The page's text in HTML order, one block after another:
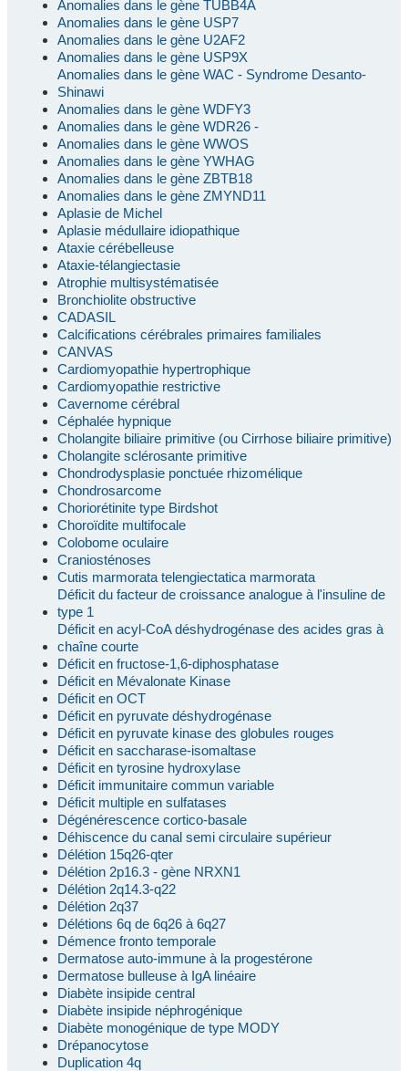
Anomalies dans le gène TUBB4A
Anomalies dans le gène USP7
Anomalies dans le gène U2AF2
Anomalies dans le gène USP9X
Anomalies dans le gène WAC - Syndrome Desanto-
Shinawi
Anomalies dans le gène WDFY3
Anomalies dans le gène WDR26 -
Anomalies dans le gène WWOS
Anomalies dans le gène YWHAG
Anomalies dans le gène ZBTB18
Anomalies dans le gène ZMYND11
Aplasie de Michel
Aplasie médullaire idiopathique
Ataxie cérébelleuse
Ataxie-télangiectasie
Atrophie multisystématisée
Bronchiolite obstructive
CADASIL
Calcifications cérébrales primaires familiales
CANVAS
Cardiomyopathie hypertrophique
Cardiomyopathie restrictive
Cavernome cérébral
Céphalée hypnique
Cholangite biliaire primitive (ou Cirrhose biliaire primitive)
Cholangite sclérosante primitive
Chondrodysplasie ponctuée rhizomélique
Chondrosarcome
Choriorétinite type Birdshot
Choroïdite multifocale
Colobome oculaire
Craniosténoses
Cutis marmorata telengiectatica marmorata
Déficit du facteur de croissance analogue à l'insuline de
type 1
Déficit en acyl-CoA déshydrogénase des acides gras à
chaîne courte
Déficit en fructose-1,6-diphosphatase
Déficit en Mévalonate Kinase
Déficit en OCT
Déficit en pyruvate déshydrogénase
Déficit en pyruvate kinase des globules rouges
Déficit en saccharase-isomaltase
Déficit en tyrosine hydroxylase
Déficit immunitaire commun variable
Déficit multiple en sulfatases
Dégénérescence cortico-basale
Déhiscence du canal semi circulaire supérieur
Délétion 15q26-qter
Délétion 2p16.3 - gène NRXN1
Délétion 2q14.3-q22
Délétion 2q37
Délétions 6q de 6q26 à 6q27
Démence fronto temporale
Dermatose auto-immune à la progestérone
Dermatose bulleuse à IgA linéaire
Diabète insipide central
Diabète insipide néphrogénique
Diabète monogénique de type MODY
Drépanocytose
Duplication 4q